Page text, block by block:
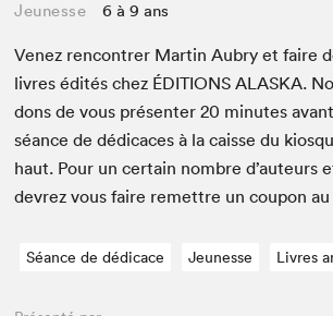
Jeunesse 6 à 9 ans
Venez ren­con­tr­er Mar­tin Aubry et faire
livres édités chez ÉDI­TIONS ALAS­KA.
dons de vous présen­ter20 min­utes
séance de dédi­caces à la caisse du
haut. Pour un cer­tain nom­bre d’auteurs
devrez vous faire remet­tre un coupon
Séance de dédicace Jeunesse Livres